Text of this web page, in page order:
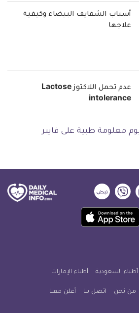
أسباب الشفايف البيضاء وكيفية
علاجها
عدم تحمل اللاكتوز Lactose
intolerance
ديلي
ميديكال
انفو
ديلي
ميديكال
انفو
ديلي
ميديكال
انفو
حمل
معلومة
للآيفون
أطباء السعودية أطباء الإمارات
من نحن اتصل بنا أعلن معنا